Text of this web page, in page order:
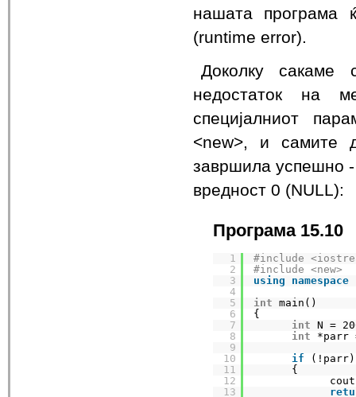
нашата програма
(runtime error).
Доколку сакаме
недостаток на
специјалниот
<new>, и самите
завршила успешно -
вредност 0 (NULL):
Програма 15.10
1
2
3
4
5
6
7
8
9
10
11
12
13
#include
#include <new>
using
namespace
int main()
{
int N =
int
*parr
if
{